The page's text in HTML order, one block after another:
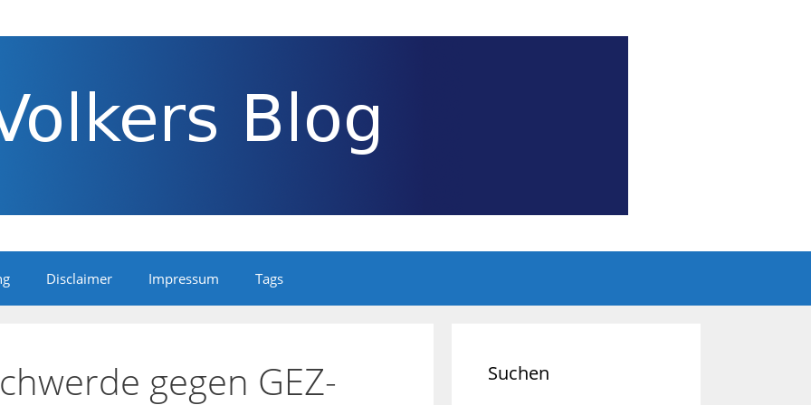
Disclaimer Impressum Tags
gegen GEZ-
Suchen